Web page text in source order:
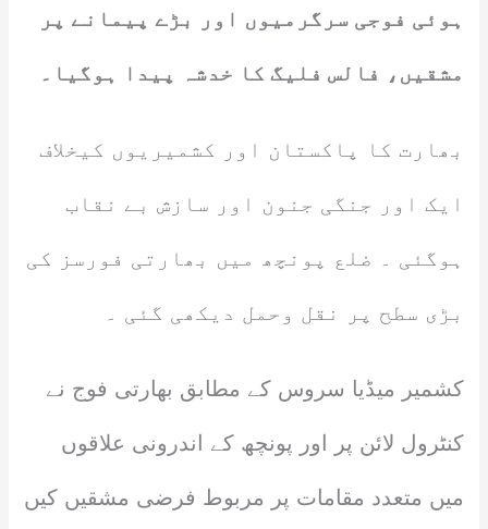
ہوئی فوجی سرگرمیوں اور بڑے پیمانے پر
مشقیں، فالس فلیگ کا خدشہ پیدا ہوگیا۔
بھارت کا پاکستان اور کشمیریوں کیخلاف
ایک اور جنگی جنون اور سازش بے نقاب
ہوگئی ۔ ضلع پونچھ میں بھارتی فورسز کی
بڑی سطح پر نقل وحمل دیکھی گئی ۔
کشمیر میڈیا سروس کے مطابق بھارتی فوج نے
کنٹرول لائن پر اور پونچھ کے اندرونی علاقوں
میں متعدد مقامات پر مربوط فرضی مشقیں کیں